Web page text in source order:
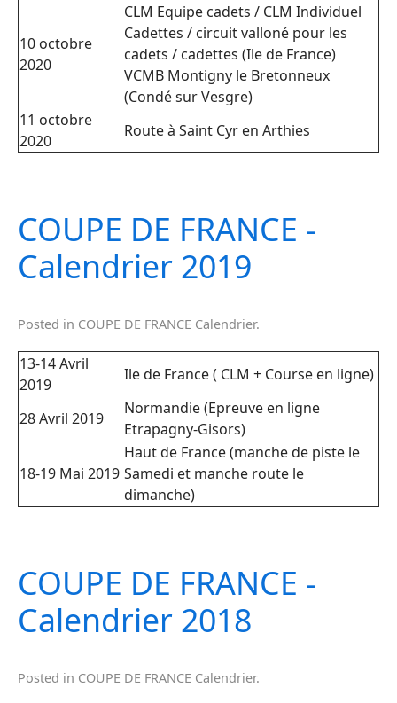
10 octobre
2020
CLM Equipe cadets / CLM Individuel
Cadettes / circuit valloné pour les
cadets / cadettes (Ile de France)
VCMB Montigny le Bretonneux
(Condé sur Vesgre)
11 octobre
2020
Route à Saint Cyr en Arthies
COUPE DE FRANCE -
Calendrier 2019
Posted in COUPE DE FRANCE Calendrier.
13-14 Avril
2019
Ile de France ( CLM + Course en ligne)
28 Avril 2019
Normandie (Epreuve en ligne
Etrapagny-Gisors)
18-19 Mai 2019
Haut de France (manche de piste le
Samedi et manche route le
dimanche)
COUPE DE FRANCE -
Calendrier 2018
Posted in COUPE DE FRANCE Calendrier.